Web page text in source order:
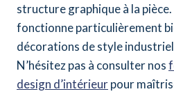
structure graphique à la
fonctionne particulièrement
décorations de style
N’hésitez pas à consulter nos
design d’intérieurpour